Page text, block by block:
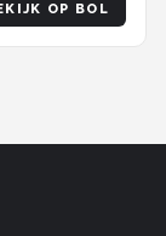
OP BOL